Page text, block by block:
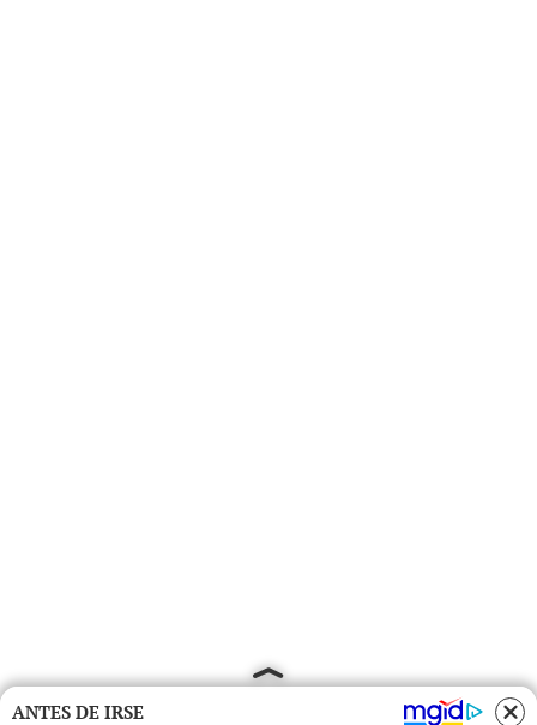
ANTES DE IRSE